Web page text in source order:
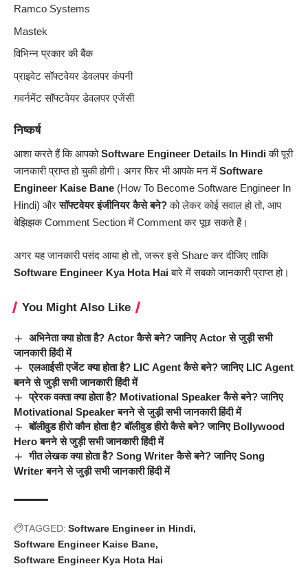
Ramco Systems
Mastek
विभिन्न प्रकार की बैंक
प्राइवेट सॉफ्टवेयर डेवलपर कंपनी
गवर्नमेंट सॉफ्टवेयर डेवलपर एजेंसी
निष्कर्ष
आशा करते हैं कि आपकोSoftware Engineer Details In Hindiकी पूरी
जानकारी प्राप्त हो चुकी होगी। अगर फिर भी आपके मन में Software
Engineer Kaise Bane (How To Become Software Engineer In
Hindi) औरसॉफ्टवेयर इंजीनियर कैसे बने?को लेकर कोई सवाल हो तो, आप
बेझिझक Comment Section में Comment कर पूछ सकते हैं।
अगर यह जानकारी पसंद आया हो तो, जरूर इसे Share कर दीजिए ताकि
Software Engineer Kya Hota Haiबारे में सबको जानकारी प्राप्त हो।
You Might Also Like
अभिनेता क्या होता है? Actor कैसे बने? जानिए Actor से जुड़ी सभी
जानकारी हिंदी में
एलआईसी एजेंट क्या होता है? LIC Agent कैसे बने? जानिए LIC Agent
बनने से जुड़ी सभी जानकारी हिंदी में
प्रेरक वक्ता क्या होता है? Motivational Speaker कैसे बने? जानिए
Motivational Speaker बनने से जुड़ी सभी जानकारी हिंदी में
बॉलीवुड हीरो कौन होता है? बॉलीवुड हीरो कैसे बने? जानिए Bollywood
Hero बनने से जुड़ी सभी जानकारी हिंदी में
गीत लेखक क्या होता है? Song Writer कैसे बने? जानिए Song
Writer बनने से जुड़ी सभी जानकारी हिंदी में
TAGGED: Software Engineer in Hindi
Software Engineer Kaise Bane
Software Engineer Kya Hota Hai